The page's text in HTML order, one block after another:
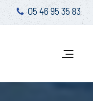
05 46 95 35 83